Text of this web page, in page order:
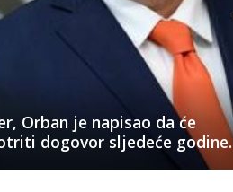
Orban je napisao da će
dogovor sljedeće godine.